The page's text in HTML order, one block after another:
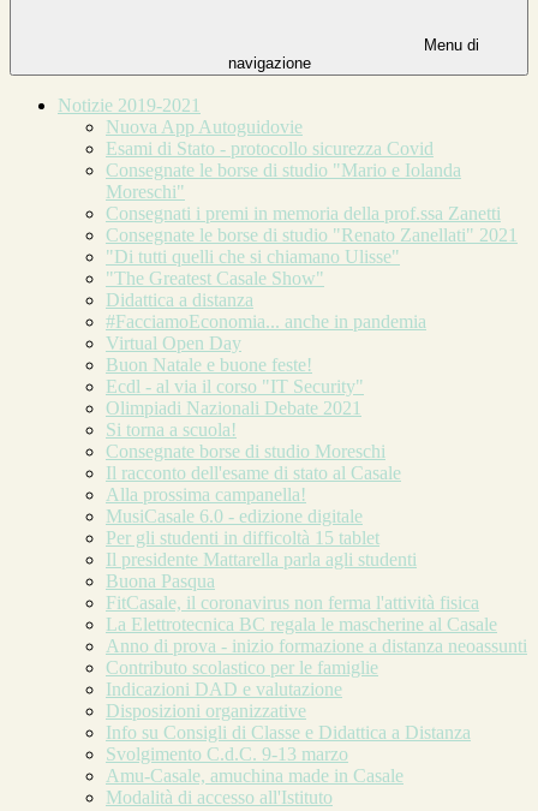
Menu di
navigazione
Notizie 2019-2021
Nuova App Autoguidovie
Esami di Stato - protocollo sicurezza Covid
Consegnate le borse di studio "Mario e Iolanda
Moreschi"
Consegnati i premi in memoria della prof.ssa Zanetti
Consegnate le borse di studio "Renato Zanellati" 2021
"Di tutti quelli che si chiamano Ulisse"
"The Greatest Casale Show"
Didattica a distanza
#FacciamoEconomia... anche in pandemia
Virtual Open Day
Buon Natale e buone feste!
Ecdl - al via il corso "IT Security"
Olimpiadi Nazionali Debate 2021
Si torna a scuola!
Consegnate borse di studio Moreschi
Il racconto dell'esame di stato al Casale
Alla prossima campanella!
MusiCasale 6.0 - edizione digitale
Per gli studenti in difficoltà 15 tablet
Il presidente Mattarella parla agli studenti
Buona Pasqua
FitCasale, il coronavirus non ferma l'attività fisica
La Elettrotecnica BC regala le mascherine al Casale
Anno di prova - inizio formazione a distanza neoassunti
Contributo scolastico per le famiglie
Indicazioni DAD e valutazione
Disposizioni organizzative
Info su Consigli di Classe e Didattica a Distanza
Svolgimento C.d.C. 9-13 marzo
Amu-Casale, amuchina made in Casale
Modalità di accesso all'Istituto